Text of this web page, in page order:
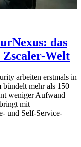
das
Welt
arbeiten erstmals in
bündelt mehr als 150
weniger Aufwand
mit
und Self-Service-